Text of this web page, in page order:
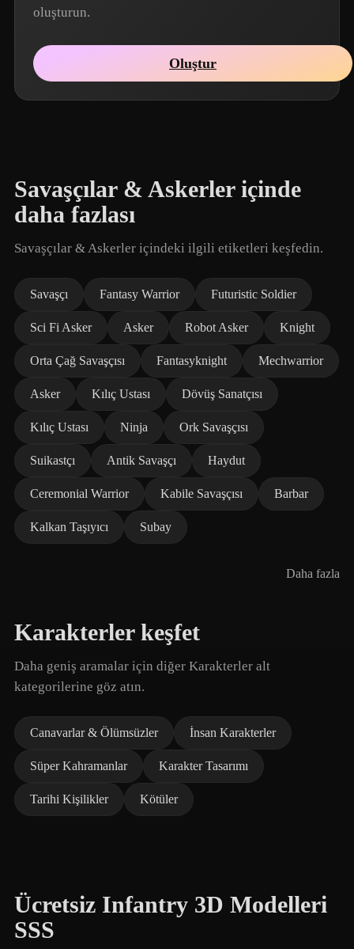
oluşturun.
Oluştur
Savaşçılar & Askerler içinde
daha fazlası
Savaşçılar & Askerler içindeki ilgili etiketleri keşfedin.
Savaşçı Fantasy Warrior Futuristic Soldier
Sci Fi Asker Asker Robot Asker Knight
Orta Çağ Savaşçısı Fantasyknight Mechwarrior
Asker Kılıç Ustası Dövüş Sanatçısı
Kılıç Ustası Ninja Ork Savaşçısı
Suikastçı Antik Savaşçı Haydut
Ceremonial Warrior Kabile Savaşçısı Barbar
Kalkan Taşıyıcı Subay
Daha fazla
Karakterler keşfet
Daha geniş aramalar için diğer Karakterler alt
kategorilerine göz atın.
Canavarlar & Ölümsüzler İnsan Karakterler
Süper Kahramanlar Karakter Tasarımı
Tarihi Kişilikler Kötüler
Ücretsiz Infantry 3D Modelleri
SSS